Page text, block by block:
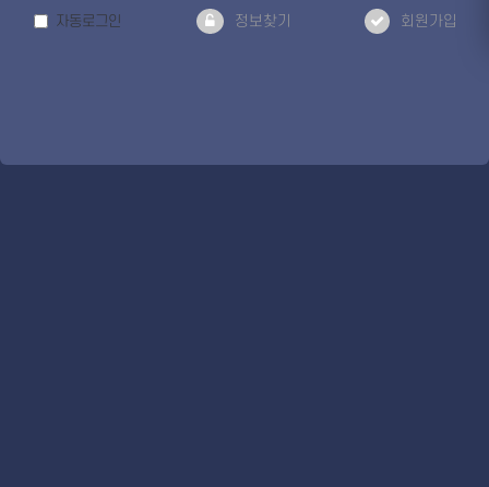
자동로그인 정보찾기 회원가입